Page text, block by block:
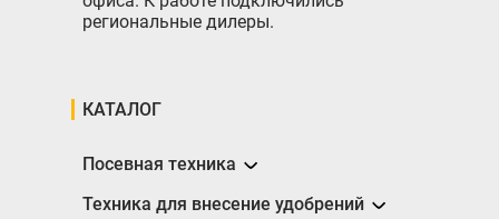
региональные дилеры.
КАТАЛОГ
Посевная техника
Сеялки
Техника для внесение удобрений